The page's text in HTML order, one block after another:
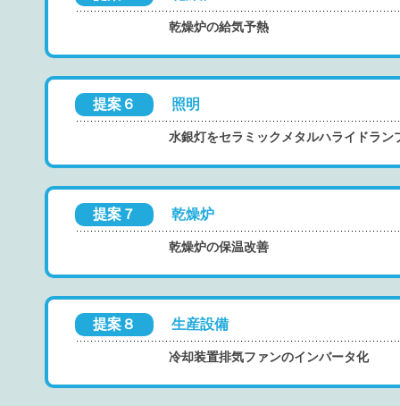
乾燥炉の給気予熱
提案６ 照明
水銀灯をセラミックメタルハライドラン
提案７ 乾燥炉
乾燥炉の保温改善
提案８ 生産設備
冷却装置排気ファンのインバータ化